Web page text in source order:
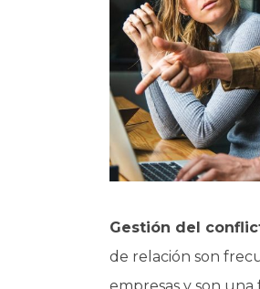
Gestión del
de relación son